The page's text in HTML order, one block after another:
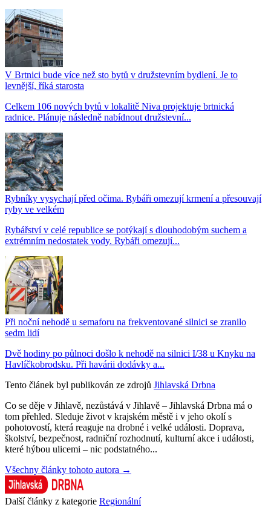
V Brtnici bude více než sto bytů v družstevním bydlení. Je to
levnější, říká starosta
Celkem 106 nových bytů v lokalitě Niva projektuje brtnická
radnice. Plánuje následně nabídnout družstevní...
Rybníky vysychají před očima. Rybáři omezují krmení a přesouvají
ryby ve velkém
Rybářství v celé republice se potýkají s dlouhodobým suchem a
extrémním nedostatek vody. Rybáři omezují...
Při noční nehodě u semaforu na frekventované silnici se zranilo
sedm lidí
Dvě hodiny po půlnoci došlo k nehodě na silnici I/38 u Knyku na
Havlíčkobrodsku. Při havárii dodávky a...
Tento článek byl publikován ze zdrojů Jihlavská Drbna
Co se děje v Jihlavě, nezůstává v Jihlavě – Jihlavská Drbna má o
tom přehled. Sleduje život v krajském městě i v jeho okolí s
pohotovostí, která reaguje na drobné i velké události. Doprava,
školství, bezpečnost, radniční rozhodnutí, kulturní akce i události,
které hýbou ulicemi – nic podstatného...
Všechny články tohoto autora →
Další články z kategorie Regionální